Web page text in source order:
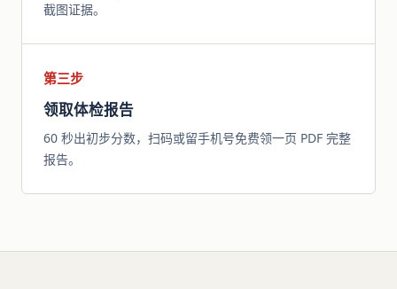
截图证据。
第三步
领取体检报告
60 秒出初步分数，扫码或留手机号免费领一页 PDF 完整
报告。